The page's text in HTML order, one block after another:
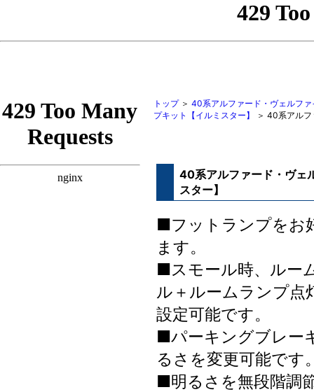
トップ＞ 40系アルファード・ヴェルフ
プキット【イルミスター】
＞ 40系アル
40系アルファード・ヴェ
スター】
■フットランプをお
ます。
■スモール時、ルー
ル＋ルームランプ点
設定可能です。
■パーキングブレー
るさを変更可能です
■明るさを無段階調